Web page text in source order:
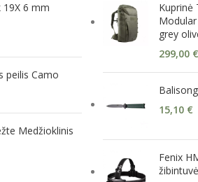
19X 6 mm
peilis Camo
Medžioklinis
Kuprinė
grey
299,00 €
15,10 €
Fenix